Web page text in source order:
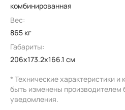
комбинированная
Вес:
865 кг
Габариты:
206x173.2x166.1 см
* Технические характеристики и
быть изменены производителем
уведомления.